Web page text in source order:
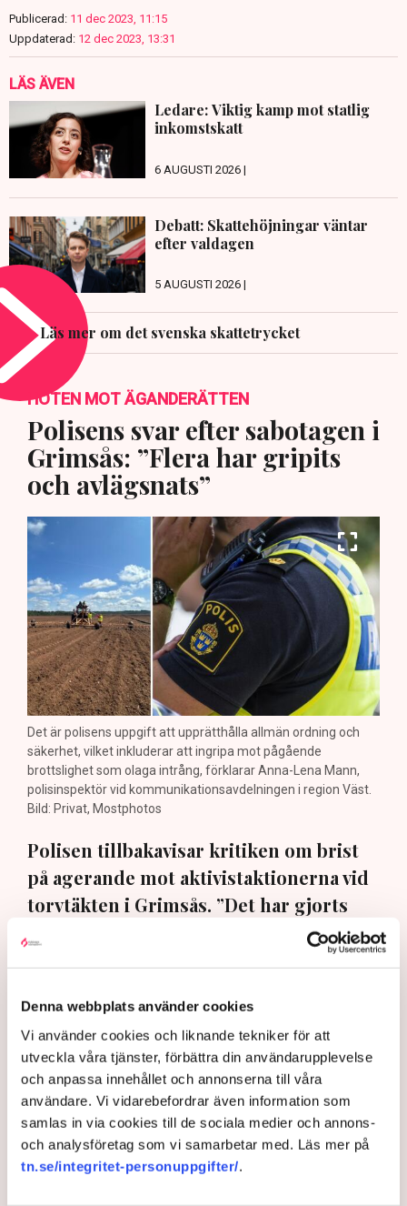
Denna webbplats använder cookies
Vi använder cookies och liknande tekniker för att
utveckla våra tjänster, förbättra din användarupplevelse
och anpassa innehållet och annonserna till våra
användare. Vi vidarebefordrar även information som
samlas in via cookies till de sociala medier och annons-
och analysföretag som vi samarbetar med. Läs mer på
tn.se/integritet-personuppgifter/.
Publicerad: 11 dec 2023, 11:15
Uppdaterad: 12 dec 2023, 13:31
LÄS ÄVEN
Ledare: Viktig kamp mot statlig
inkomstskatt
6 AUGUSTI 2026 |
Debatt: Skattehöjningar väntar
efter valdagen
5 AUGUSTI 2026 |
Läs mer om det svenska skattetrycket
HOTEN MOT ÄGANDERÄTTEN
Polisens svar efter sabotagen i
Grimsås: ”Flera har gripits
och avlägsnats”
Det är polisens uppgift att upprätthålla allmän ordning och
säkerhet, vilket inkluderar att ingripa mot pågående
brottslighet som olaga intrång, förklarar Anna-Lena Mann,
polisinspektör vid kommunikationsavdelningen i region Väst.
Bild: Privat, Mostphotos
Polisen tillbakavisar kritiken om brist
på agerande mot aktivistaktionerna vid
torvtäkten i Grimsås. ”Det har gjorts
både avvisanden, avlägsnanden och
gripanden”, säger Anna-Lena Mann,
Torvtäkten i Grimsås i Tranemo kommun har sedan 28
juli stoppats av aktivistgruppen Återställ Våtmarker
efter att aktivister har klättrat upp påtorvproducenten
Neovas maskiner, grävt igen diken och spridit
ogräsfrön över täkten.
Aktivisterna klättrar upp på
maskiner – polisen kan inte